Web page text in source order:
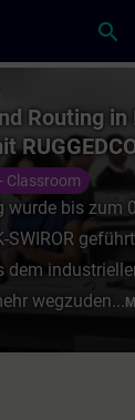
search
and
Routing
Classroom
wurde bis zum
SWIROR
dem
wegzuden...